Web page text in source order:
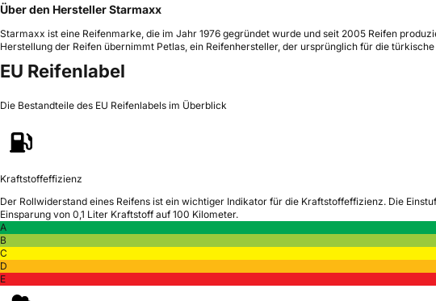
Über den Hersteller Starmaxx
Starmaxx ist eine Reifenmarke, die im Jahr 1976 gegründet wurde und seit 2005 Reifen
Herstellung der Reifen übernimmt Petlas, ein Reifenhersteller, der ursprünglich für die
EU Reifenlabel
Die Bestandteile des EU Reifenlabels im Überblick
Kraftstoffeffizienz
Der Rollwiderstand eines Reifens ist ein wichtiger Indikator für die Kraftstoffeffizienz. Die
Einsparung von 0,1 Liter Kraftstoff auf 100 Kilometer.
A
B
C
D
E